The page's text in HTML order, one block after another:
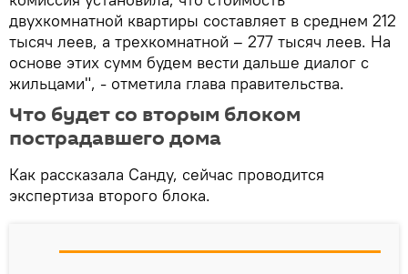
двухкомнатной квартиры составляет в среднем 212
тысяч леев, а трехкомнатной – 277 тысяч леев. На
основе этих сумм будем вести дальше диалог с
жильцами", - отметила глава правительства.
Что будет со вторым блоком
пострадавшего дома
Как рассказала Санду, сейчас проводится
экспертиза второго блока.